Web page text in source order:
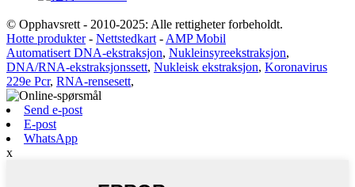
© Opphavsrett - 2010-2025: Alle rettigheter forbeholdt.
Hotte produkter- Nettstedkart - AMP Mobil
Automatisert DNA-ekstraksjon, Nukleinsyreekstraksjon,
DNA/RNA-ekstraksjonssett, Nukleisk ekstraksjon, Koronavirus
229e Pcr, RNA-rensesett,
Send e-post
E-post
WhatsApp
x